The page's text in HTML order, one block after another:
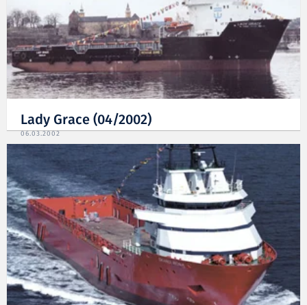
Lady Grace (04/2002)
06.03.2002